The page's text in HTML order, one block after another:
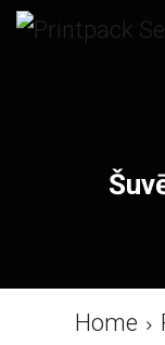
Home